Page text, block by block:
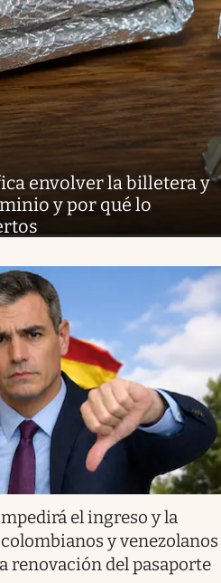
envolver la billetera y
y por qué lo
el ingreso y la
y venezolanos
renovación del pasaporte